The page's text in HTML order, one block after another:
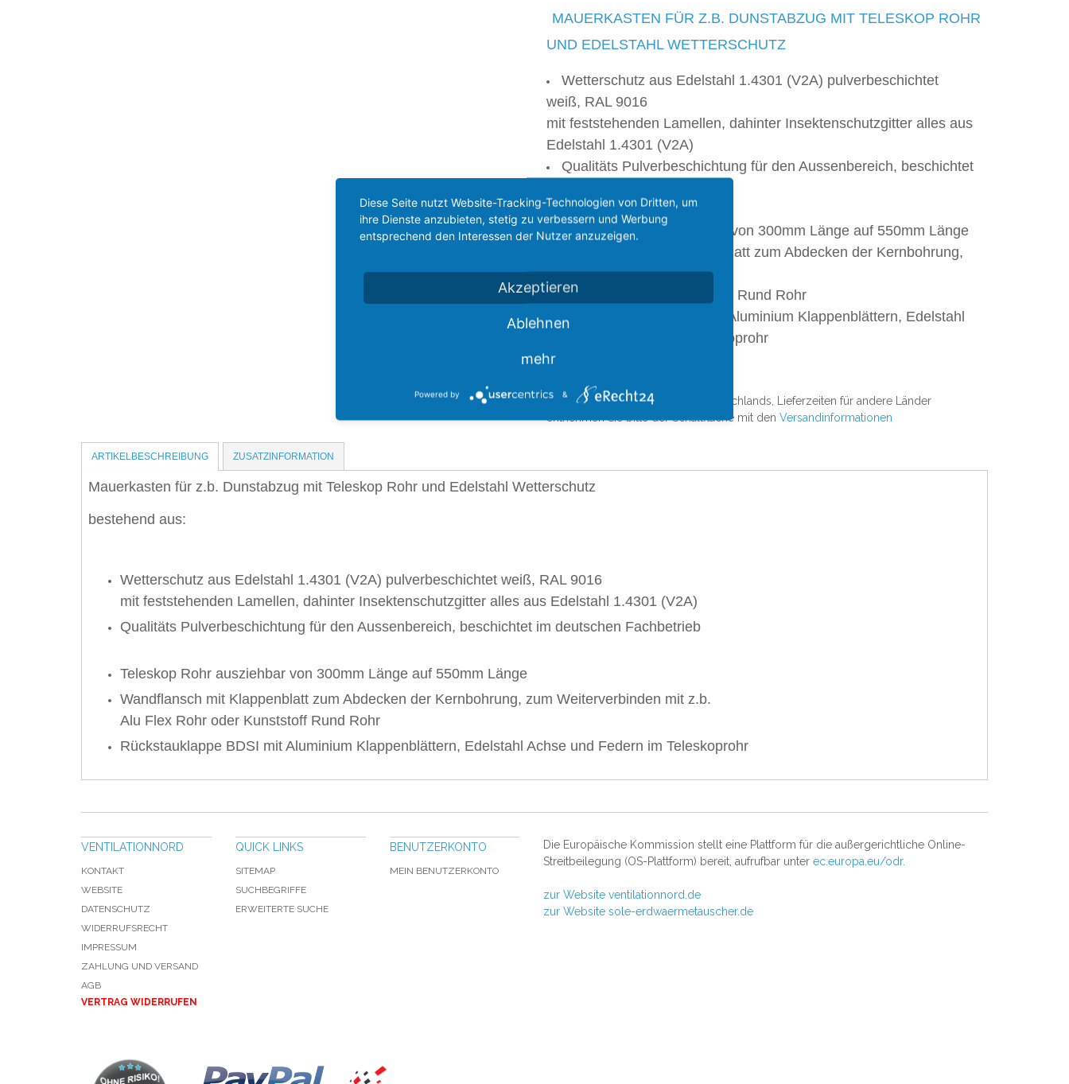
MAUERKASTEN FÜR Z.B. DUNSTABZUG MIT TELESKOP ROHR
UND EDELSTAHL WETTERSCHUTZ
Wetterschutz aus Edelstahl 1.4301 (V2A) pulverbeschichtet
weiß, RAL 9016
mit feststehenden Lamellen, dahinter Insektenschutzgitter alles aus
Edelstahl 1.4301 (V2A)
Qualitäts Pulverbeschichtung für den Aussenbereich, beschichtet
Teleskop Rohr ausziehbar von 300mm Länge auf 550mm Länge
Wandflansch mit Klappenblatt zum Abdecken der Kernbohrung,
zum Weiterverbinden mit z.b.
Alu Flex Rohr oder Kunststoff Rund Rohr
Rückstauklappe BDSI mit Aluminium Klappenblättern, Edelstahl
Achse und Federn im Teleskoprohr
*gilt für Lieferungen innerhalb Deutschlands, Lieferzeiten für andere Länder
entnehmen Sie bitte der Schaltfläche mit den Versandinformationen
ARTIKELBESCHREIBUNG ZUSATZINFORMATION
Mauerkasten für z.b. Dunstabzug mit Teleskop Rohr und Edelstahl Wetterschutz
bestehend aus:
Wetterschutz aus Edelstahl 1.4301 (V2A) pulverbeschichtet weiß, RAL 9016
mit feststehenden Lamellen, dahinter Insektenschutzgitter alles aus Edelstahl 1.4301 (V2A)
Qualitäts Pulverbeschichtung für den Aussenbereich, beschichtet im deutschen Fachbetrieb
Teleskop Rohr ausziehbar von 300mm Länge auf 550mm Länge
Wandflansch mit Klappenblatt zum Abdecken der Kernbohrung, zum Weiterverbinden mit z.b.
Alu Flex Rohr oder Kunststoff Rund Rohr
Rückstauklappe BDSI mit Aluminium Klappenblättern, Edelstahl Achse und Federn im Teleskoprohr
VENTILATIONNORD
KONTAKT
WEBSITE
DATENSCHUTZ
WIDERRUFSRECHT
IMPRESSUM
ZAHLUNG UND VERSAND
AGB
VERTRAG WIDERRUFEN
QUICK LINKS
SITEMAP
SUCHBEGRIFFE
ERWEITERTE SUCHE
BENUTZERKONTO
MEIN BENUTZERKONTO
Die Europäische Kommission stellt eine Plattform für die außergerichtliche Online-
Streitbeilegung (OS-Plattform) bereit, aufrufbar unterec.europa.eu/odr.
zur Website ventilationnord.de
zur Website sole-erdwaermetauscher.de
Diese Seite nutzt Website-Tracking-Technologien von Dritten, um
ihre Dienste anzubieten, stetig zu verbessern und Werbung
entsprechend den Interessen der Nutzer anzuzeigen.
Akzeptieren
Ablehnen
mehr
Powered by &